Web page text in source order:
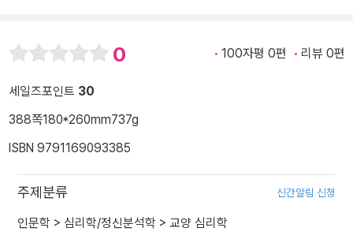
0 100자평 0편 리뷰 0편
세일즈포인트 30
388쪽180*260mm737g
ISBN 9791169093385
주제분류 신간알림 신청
인문학 > 심리학/정신분석학 > 교양 심리학